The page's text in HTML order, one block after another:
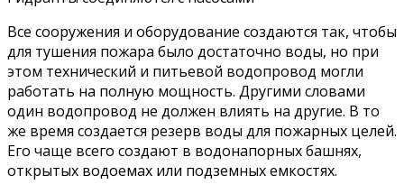
Все сооружения и оборудование создаются так, чтобы
для тушения пожара было достаточно воды, но при
этом технический и питьевой водопровод могли
работать на полную мощность. Другими словами
один водопровод не должен влиять на другие. В то
же время создается резерв воды для пожарных целей.
Его чаще всего создают в водонапорных башнях,
открытых водоемах или подземных емкостях.